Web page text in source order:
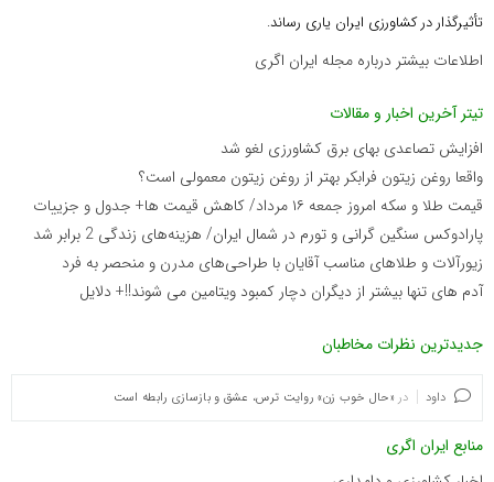
تأثیرگذار در کشاورزی ایران یاری رساند.
اطلاعات بیشتر درباره مجله ایران اگری
تیتر آخرین اخبار و مقالات
افزایش تصاعدی بهای برق کشاورزی لغو شد
واقعا روغن زیتون فرابکر بهتر از روغن زیتون معمولی است؟
قیمت طلا و سکه امروز جمعه ۱۶ مرداد/ کاهش قیمت ها+ جدول و جزییات
پارادوکس سنگین گرانی و تورم در شمال ایران/ هزینه‌های زندگی 2 برابر ‌شد
زیورآلات و طلاهای مناسب آقایان با طراحی‌های مدرن و منحصر به فرد
آدم های تنها بیشتر از دیگران دچار کمبود ویتامین می شوند!!+ دلایل
جدیدترین نظرات مخاطبان
داود در «حال خوب زن» روایت ترس، عشق و بازسازی رابطه است
منابع ایران اگری